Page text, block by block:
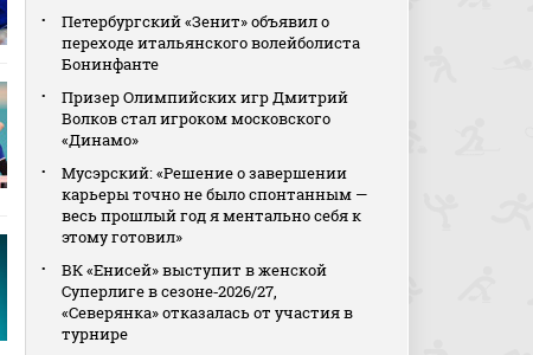
Петербургский «Зенит» объявил о
переходе итальянского волейболиста
Бонинфанте
Призер Олимпийских игр Дмитрий
Волков стал игроком московского
«Динамо»
Мусэрский: «Решение о завершении
карьеры точно не было спонтанным —
весь прошлый год я ментально себя к
этому готовил»
ВК «Енисей» выступит в женской
Суперлиге в сезоне‑2026/27,
«Северянка» отказалась от участия в
турнире